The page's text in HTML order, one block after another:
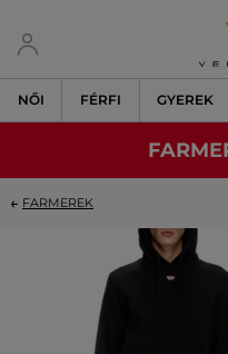
NŐI FÉRFI GYEREK
FARMEREK